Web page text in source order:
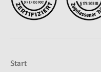
Start